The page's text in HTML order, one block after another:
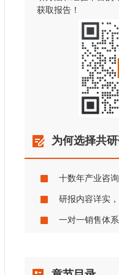
获取报告！
为何选择共
十数年产业咨
研报内容详实
一对一销售体